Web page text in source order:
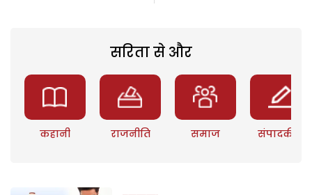
सरिता से और
कहानी राजनीति समाज संपादकीय